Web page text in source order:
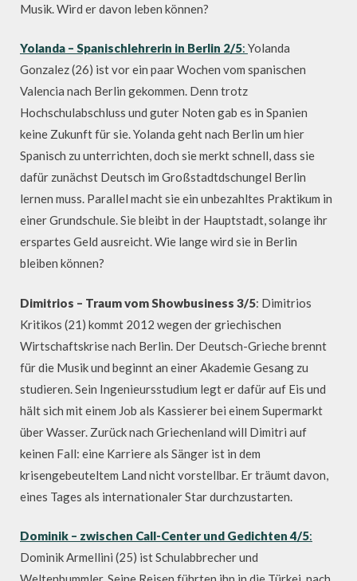
Musik. Wird er davon leben können?
Yolanda – Spanischlehrerin in Berlin 2/5: Yolanda
Gonzalez (26) ist vor ein paar Wochen vom spanischen
Valencia nach Berlin gekommen. Denn trotz
Hochschulabschluss und guter Noten gab es in Spanien
keine Zukunft für sie. Yolanda geht nach Berlin um hier
Spanisch zu unterrichten, doch sie merkt schnell, dass sie
dafür zunächst Deutsch im Großstadtdschungel Berlin
lernen muss. Parallel macht sie ein unbezahltes Praktikum in
einer Grundschule. Sie bleibt in der Hauptstadt, solange ihr
erspartes Geld ausreicht. Wie lange wird sie in Berlin
bleiben können?
Dimitrios – Traum vom Showbusiness 3/5: Dimitrios
Kritikos (21) kommt 2012 wegen der griechischen
Wirtschaftskrise nach Berlin. Der Deutsch-Grieche brennt
für die Musik und beginnt an einer Akademie Gesang zu
studieren. Sein Ingenieursstudium legt er dafür auf Eis und
hält sich mit einem Job als Kassierer bei einem Supermarkt
über Wasser. Zurück nach Griechenland will Dimitri auf
keinen Fall: eine Karriere als Sänger ist in dem
krisengebeuteltem Land nicht vorstellbar. Er träumt davon,
eines Tages als internationaler Star durchzustarten.
Dominik – zwischen Call-Center und Gedichten 4/5:
Dominik Armellini (25) ist Schulabbrecher und